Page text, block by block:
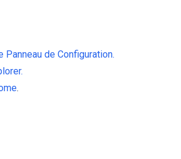
de Configuration.
.